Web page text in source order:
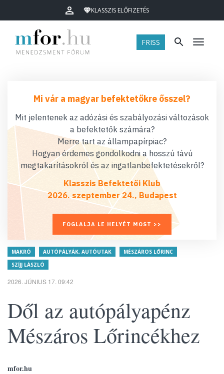
KLASSZIS ELŐFIZETÉS
FRISS Menü
Mi vár a magyar befektetőkre ősszel?
Mit jelentenek az adózási és szabályozási változások
a befektetők számára?
Merre tart az állampapírpiac?
Hogyan érdemes gondolkodni a hosszú távú
megtakarításokról és az ingatlanbefektetésekről?
Klasszis Befektetői Klub
2026. szeptember 24., Budapest
FOGLALJA LE HELYÉT MOST >>
MAKRÓ AUTÓPÁLYÁK, AUTÓUTAK
MÉSZÁROS LŐRINC
SZÍJJ LÁSZLÓ
2026. JÚNIUS 17. 09:42
Dől az autópályapénz
Mészáros Lőrincékhez
mfor.hu